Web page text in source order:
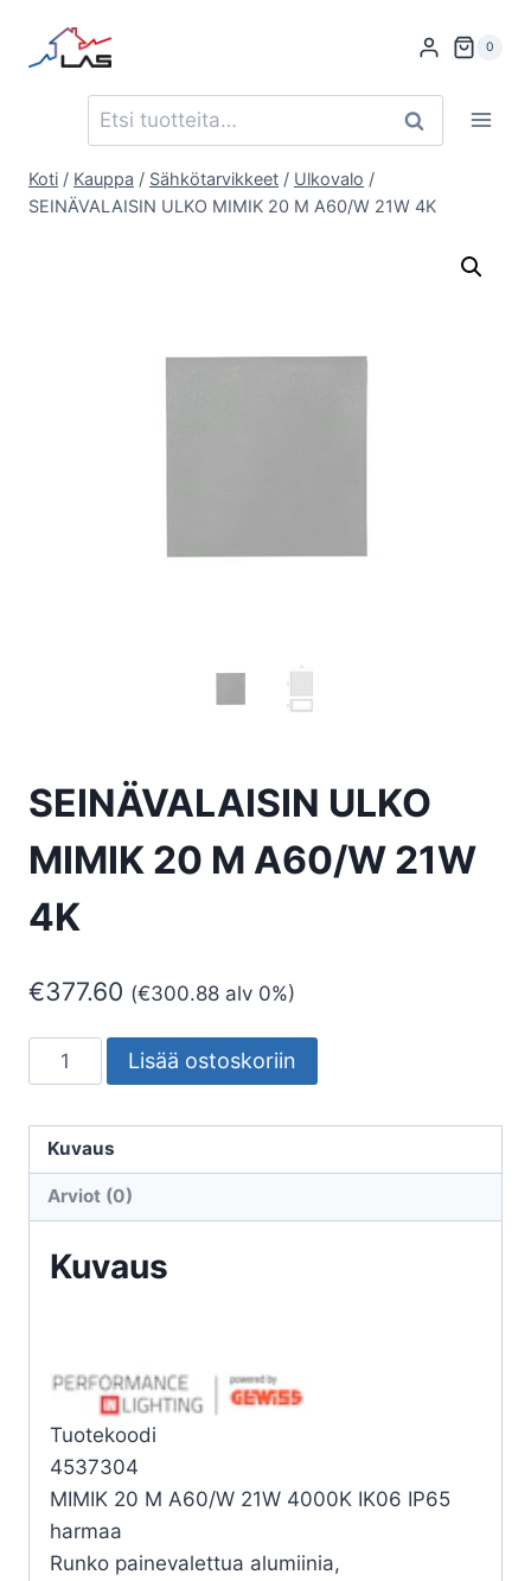
sisältöön
0
Etsi: Haku
Koti / Kauppa / Sähkötarvikkeet / Ulkovalo /
SEINÄVALAISIN ULKO MIMIK 20 M A60/W 21W 4K
SEINÄVALAISIN ULKO
MIMIK 20 M A60/W 21W
4K
€377.60 (€300.88 alv 0%)
SEINÄVALAISIN
ULKO
20
M
4K
Lisää ostoskoriin
Kuvaus
Arviot (0)
Kuvaus
Tuotekoodi
4537304
MIMIK 20 M A60/W 21W 4000K IK06 IP65
harmaa
Runko painevalettua alumiinia,